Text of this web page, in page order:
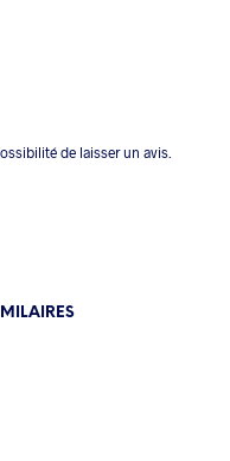
de laisser un avis.